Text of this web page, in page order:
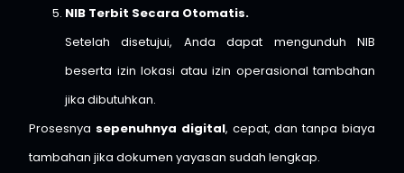
NIB Terbit Secara Otomatis.
Setelah disetujui, Anda dapat mengunduh NIB
beserta izin lokasi atau izin operasional tambahan
jika dibutuhkan.
Prosesnya sepenuhnya digital, cepat, dan tanpa biaya
tambahan jika dokumen yayasan sudah lengkap.